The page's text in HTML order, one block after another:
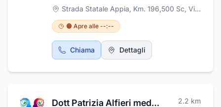
di Agente Kodak Divisione H.I. per la
Campania e la Calabria, prodotti Kodak per
Radiografia e fotografia medica. Da
un'esperienza ventennale, seguendo una
rapida e costante evoluzione, attualmente la
nostra Azienda si pone come obiettivo
capaci di soddisfare le esigenze e le
evoluzione tecnologica. La società
Strada Statale Appia, Km. 196,500 Sc, Vitulazio
🟠 Apre alle --:--
Chiama Dettagli
Dott Patrizia Alfieri medico psicoterapeuta 2.2 km